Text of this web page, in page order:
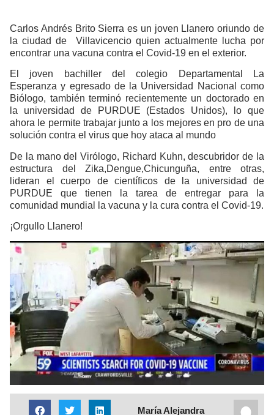
Carlos Andrés Brito Sierra es un joven Llanero oriundo de
la ciudad de Villavicencio quien actualmente lucha por
encontrar una vacuna contra el Covid-19 en el exterior.
El joven bachiller del colegio Departamental La
Esperanza y egresado de la Universidad Nacional como
Biólogo, también terminó recientemente un doctorado en
la universidad de PURDUE (Estados Unidos), lo que
ahora le permite trabajar junto a los mejores en pro de una
solución contra el virus que hoy ataca al mundo
De la mano del Virólogo, Richard Kuhn, descubridor de la
estructura del Zika,Dengue,Chicunguña, entre otras,
lideran el cuerpo de científicos de la universidad de
PURDUE que tienen la tarea de entregar para la
comunidad mundial la vacuna y la cura contra el Covid-19.
¡Orgullo Llanero!
María Alejandra